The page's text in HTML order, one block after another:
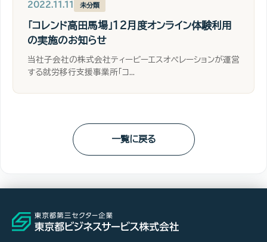
2022.11.11 未分類
「コレンド高田馬場」12月度オンライン体験利用
の実施のお知らせ
当社子会社の株式会社ティービーエスオペレーションが運営
する就労移行支援事業所「コ...
一覧に戻る